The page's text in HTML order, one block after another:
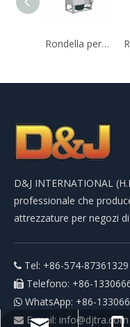
Rondella per parti chiuse da banco
D&J INTERNATIONAL
professionale che
attrezzature per negozi
 Tel: +86-574-87361329
 Telefono: +86-
 WhatsApp: +86-
 E-mail: info@djtra.com